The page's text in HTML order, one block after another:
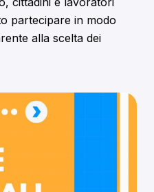
partecipare in modo
alla scelta dei